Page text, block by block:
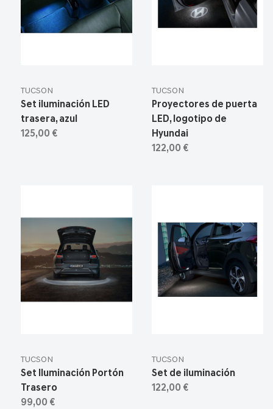
TUCSON
Set iluminación LED
trasera, azul
125,00 €
TUCSON
Proyectores de puerta
LED, logotipo de
Hyundai
122,00 €
TUCSON
Set Iluminación Portón
Trasero
99,00 €
TUCSON
Set de iluminación
122,00 €